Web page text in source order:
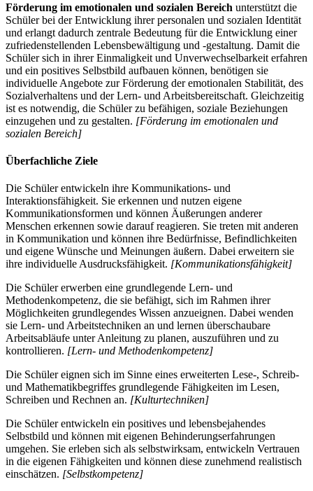
Förderung im emotionalen und sozialen Bereich unterstützt die
Schüler bei der Entwicklung ihrer personalen und sozialen Identität
und erlangt dadurch zentrale Bedeutung für die Entwicklung einer
zufriedenstellenden Lebensbewältigung und -gestaltung. Damit die
Schüler sich in ihrer Einmaligkeit und Unverwechselbarkeit erfahren
und ein positives Selbstbild aufbauen können, benötigen sie
individuelle Angebote zur Förderung der emotionalen Stabilität, des
Sozialverhaltens und der Lern- und Arbeitsbereitschaft. Gleichzeitig
ist es notwendig, die Schüler zu befähigen, soziale Beziehungen
einzugehen und zu gestalten. [Förderung im emotionalen und
sozialen Bereich]
Überfachliche Ziele
Die Schüler entwickeln ihre Kommunikations- und
Interaktionsfähigkeit. Sie erkennen und nutzen eigene
Kommunikationsformen und können Äußerungen anderer
Menschen erkennen sowie darauf reagieren. Sie treten mit anderen
in Kommunikation und können ihre Bedürfnisse, Befindlichkeiten
und eigene Wünsche und Meinungen äußern. Dabei erweitern sie
ihre individuelle Ausdrucksfähigkeit. [Kommunikationsfähigkeit]
Die Schüler erwerben eine grundlegende Lern- und
Methodenkompetenz, die sie befähigt, sich im Rahmen ihrer
Möglichkeiten grundlegendes Wissen anzueignen. Dabei wenden
sie Lern- und Arbeitstechniken an und lernen überschaubare
Arbeitsabläufe unter Anleitung zu planen, auszuführen und zu
kontrollieren. [Lern- und Methodenkompetenz]
Die Schüler eignen sich im Sinne eines erweiterten Lese-, Schreib-
und Mathematikbegriffes grundlegende Fähigkeiten im Lesen,
Schreiben und Rechnen an. [Kulturtechniken]
Die Schüler entwickeln ein positives und lebensbejahendes
Selbstbild und können mit eigenen Behinderungserfahrungen
umgehen. Sie erleben sich als selbstwirksam, entwickeln Vertrauen
in die eigenen Fähigkeiten und können diese zunehmend realistisch
einschätzen. [Selbstkompetenz]